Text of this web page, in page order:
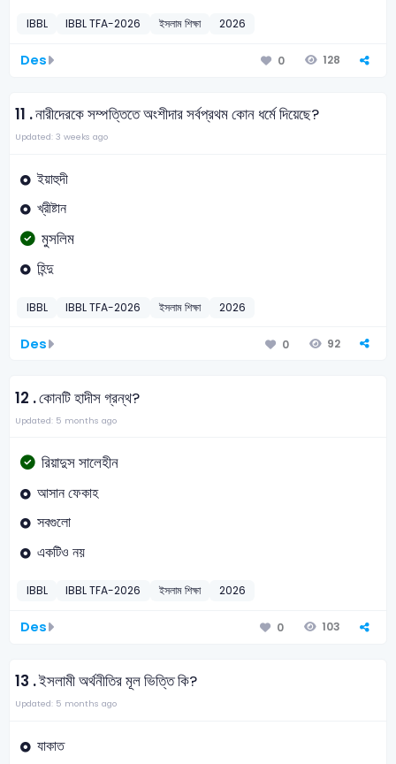
IBBL IBBL TFA-2026 ইসলাম শিক্ষা 2026
Des 0 128
11 .নারীদেরকে সম্পত্তিতে অংশীদার সর্বপ্রথম কোন ধর্মে দিয়েছে?
Updated: 3 weeks ago
ইয়াহুদী
খ্রীষ্টান
মুসলিম
হিন্দু
IBBL IBBL TFA-2026 ইসলাম শিক্ষা 2026
Des 0 92
12 .কোনটি হাদীস গ্রন্থ?
Updated: 5 months ago
রিয়াদুস সালেহীন
আসান ফেকাহ
সবগুলো
একটিও নয়
IBBL IBBL TFA-2026 ইসলাম শিক্ষা 2026
Des 0 103
13 .ইসলামী অর্থনীতির মূল ভিত্তি কি?
Updated: 5 months ago
যাকাত